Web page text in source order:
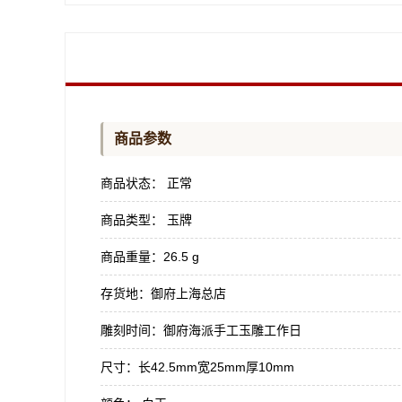
商品参数
商品状态： 正常
商品类型： 玉牌
商品重量： 26.5 g
存货地： 御府上海总店
雕刻时间： 御府海派手工玉雕工作日
尺寸： 长42.5mm宽25mm厚10mm